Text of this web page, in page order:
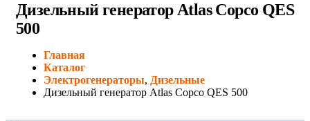
Дизельный генератор Atlas Copco QES
500
Главная
Каталог
Электрогенераторы, Дизельные
Дизельный генератор Atlas Copco QES 500